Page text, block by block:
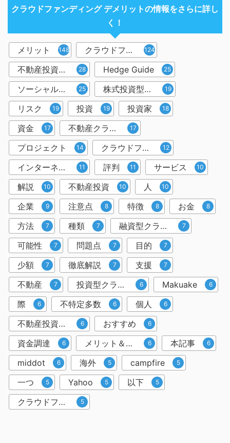
クラウドファンディング デメリットの情報をさらに詳し
く！
メリット 148 クラウドファンディング 124
不動産投資型クラウドファンディング 28 Hedge Guide 25
ソーシャルレンディング 25 株式投資型クラウドファンディング 19
リスク 19 投資 19 投資家 18
資金 17 不動産クラウドファンディング 17
プロジェクト 14 クラウドファンディング投資 12
インターネット 11 評判 11 サービス 10
解説 10 不動産投資 10 人 10
企業 9 注意点 8 特徴 8 お金 8
方法 7 種類 7 融資型クラウドファンディング 7
可能性 7 問題点 7 目的 7
少額 7 徹底解説 7 支援 7
不動産 7 投資型クラウドファンディング 6 Makuake 6
際 6 不特定多数 6 個人 6
不動産投資クラウドファンディング 6 おすすめ 6
資金調達 6 メリット＆デメリット 6 本記事 6
middot 6 海外 5 campfire 5
一つ 5 Yahoo 5 以下 5
クラウドファンディングサービス 5